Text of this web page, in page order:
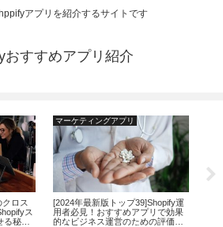
アプリを紹介するサイトです
おすすめアプリ紹介
ロス
ス
る秘
マーケティングアプリ
[2024年最新版トップ39]Shopify運
用者必見！おすすめアプリで効果
的なビジネス運営のための評価と